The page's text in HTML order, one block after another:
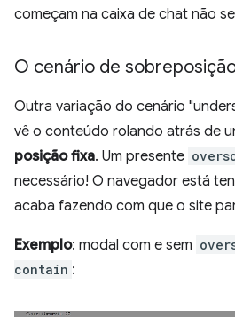
começam na caixa de chat não
O cenário de
Outra variação do cenário
vê o conteúdo rolando atrás de
posição fixa. Um presente
necessário! O navegador está
acaba fazendo com que o site
Exemplo: modal com e sem
contain :